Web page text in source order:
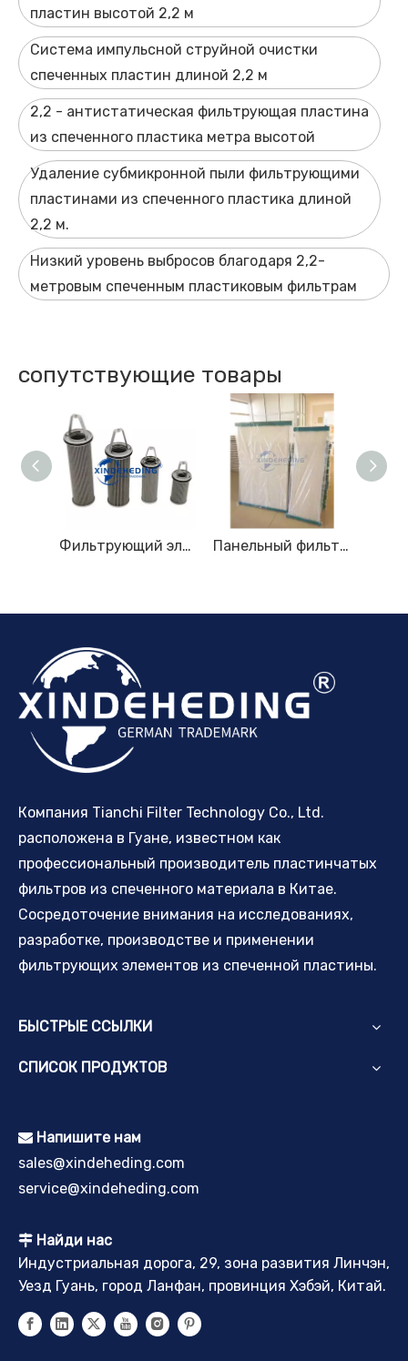
пластин высотой 2,2 м
Система импульсной струйной очистки
спеченных пластин длиной 2,2 м
2,2 - антистатическая фильтрующая пластина
из спеченного пластика метра высотой
Удаление субмикронной пыли фильтрующими
пластинами из спеченного пластика длиной
2,2 м.
Низкий уровень выбросов благодаря 2,2-
метровым спеченным пластиковым фильтрам
сопутствующие товары
Фильтрующий элемент корзины со складками из нержавеющей стали. Подходит для морских фильтров BOLL & KIRCH, завод OEM 1945820 1940175. Панельный фильтр Unicell из полиэфирного спанбонда, панели сменных элементов
Компания Tianchi Filter Technology Co., Ltd.
расположена в Гуане, известном как
профессиональный производитель пластинчатых
фильтров из спеченного материала в Китае.
Сосредоточение внимания на исследованиях,
разработке, производстве и применении
фильтрующих элементов из спеченной пластины.
БЫСТРЫЕ ССЫЛКИ
СПИСОК ПРОДУКТОВ
 Напишите нам
sales@xindeheding.com
service@xindeheding.com
 Найди нас
Индустриальная дорога, 29, зона развития Линчэн,
Уезд Гуань, город Ланфан, провинция Хэбэй, Китай.